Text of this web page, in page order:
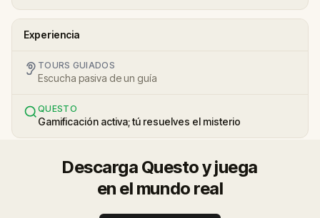
Experiencia
TOURS GUIADOS
Escucha pasiva de un guía
QUESTO
Gamificación activa; tú resuelves el misterio
Descarga Questo y juega
en el mundo real